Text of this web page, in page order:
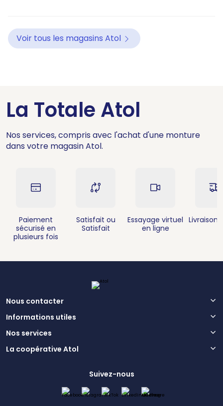
Voir tous les magasins Atol
La Totale Atol
Nos services, compris avec l'achat d'une monture
dans votre magasin Atol.
Paiement
sécurisé en
plusieurs fois
Satisfait ou
Satisfait
Essayage virtuel
en ligne
Livraison
Nous contacter
Informations utiles
Nos services
La coopérative Atol
Suivez-nous